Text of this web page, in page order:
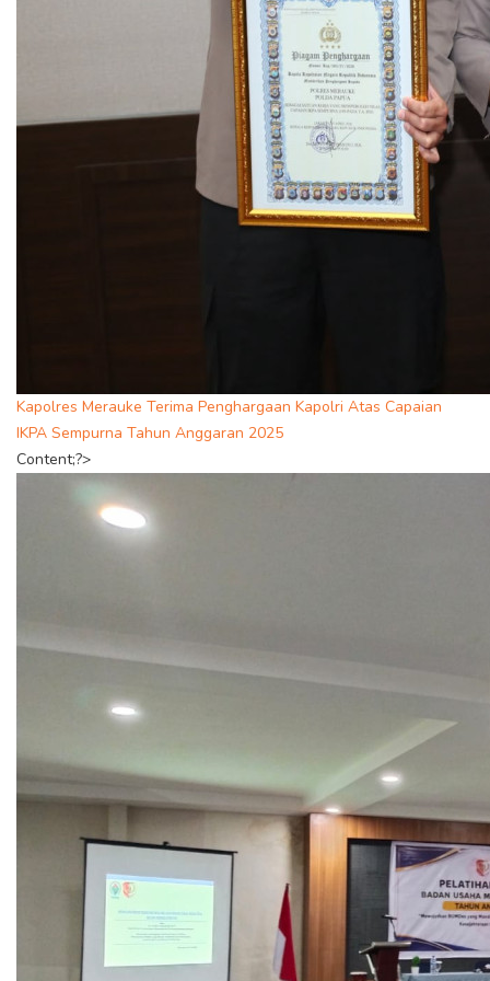
Kapolres Merauke Terima Penghargaan Kapolri Atas Capaian
IKPA Sempurna Tahun Anggaran 2025
Content;?>